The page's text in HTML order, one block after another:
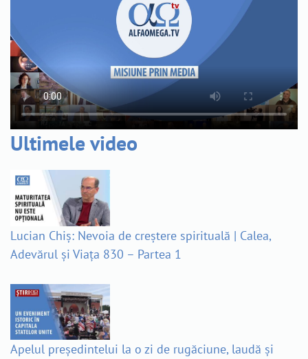
Ultimele video
Lucian Chiș: Nevoia de creștere spirituală | Calea,
Adevărul și Viața 830 – Partea 1
Apelul președintelui la o zi de rugăciune, laudă și